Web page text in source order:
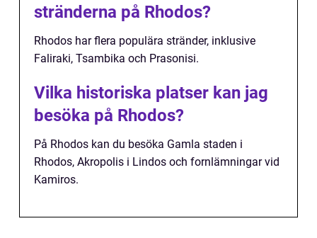
stränderna på Rhodos?
Rhodos har flera populära stränder, inklusive
Faliraki, Tsambika och Prasonisi.
Vilka historiska platser kan jag
besöka på Rhodos?
På Rhodos kan du besöka Gamla staden i
Rhodos, Akropolis i Lindos och fornlämningar vid
Kamiros.